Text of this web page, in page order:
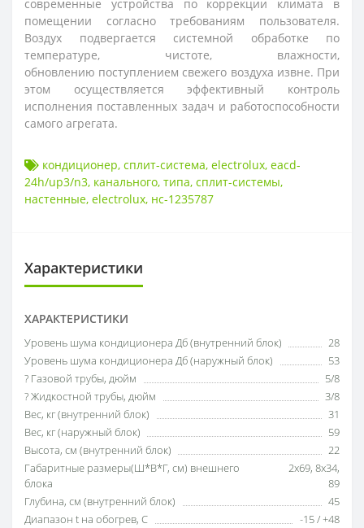
современные устройства по коррекции климата в
помещении согласно требованиям пользователя.
Воздух подвергается системной обработке по
температуре, чистоте, влажности,
обновлению поступлением свежего воздуха извне. При
этом осуществляется эффективный контроль
исполнения поставленных задач и работоспособности
самого агрегата.
кондиционер, сплит-система, electrolux, eacd-
24h/up3/n3, канального, типа, сплит-системы,
настенные, electrolux, нс-1235787
Характеристики
ХАРАКТЕРИСТИКИ
Уровень шума кондиционера Дб (внутренний блок)
28
Уровень шума кондиционера Дб (наружный блок)
53
? Газовой трубы, дюйм
5/8
? Жидкостной трубы, дюйм
3/8
Вес, кг (внутренний блок)
31
Вес, кг (наружный блок)
59
Высота, см (внутренний блок)
22
Габаритные размеры(Ш*В*Г, см) внешнего
блока
2х69, 8х34,
89
Глубина, см (внутренний блок)
45
Диапазон t на обогрев, С
-15 / +48